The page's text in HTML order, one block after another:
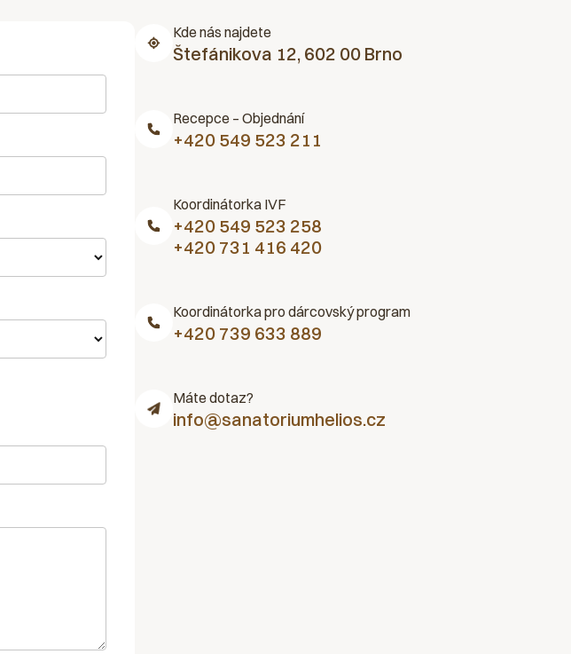
Kde nás najdete
Štefánikova 12, 602 00 Brno
Recepce – Objednání
+420 549 523 211
Koordinátorka IVF
+420 549 523 258
+420 731 416 420
Koordinátorka pro dárcovský program
+420 739 633 889
Máte dotaz?
info@sanatoriumhelios.cz